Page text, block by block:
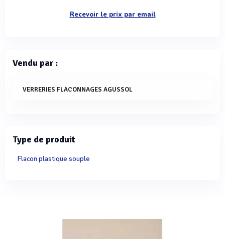
Recevoir le prix par email
Vendu par :
VERRERIES FLACONNAGES AGUSSOL
Type de produit
Flacon plastique souple